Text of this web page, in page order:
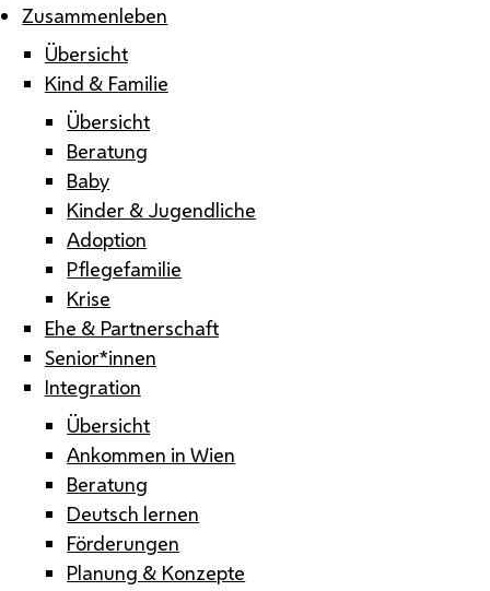
Zusammenleben
Übersicht
Kind & Familie
Übersicht
Beratung
Baby
Kinder & Jugendliche
Adoption
Pflegefamilie
Krise
Ehe & Partnerschaft
Senior*innen
Integration
Übersicht
Ankommen in Wien
Beratung
Deutsch lernen
Förderungen
Planung & Konzepte